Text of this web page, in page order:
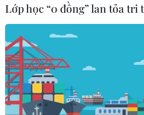
Lớp học “0 đồng” lan tỏa tri